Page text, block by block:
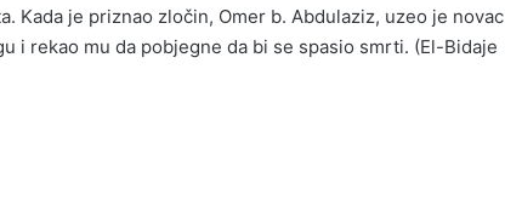
Kada je priznao zločin, Omer b. Abdulaziz, uzeo je novac
i rekao mu da pobjegne da bi se spasio smrti. (El-Bidaje